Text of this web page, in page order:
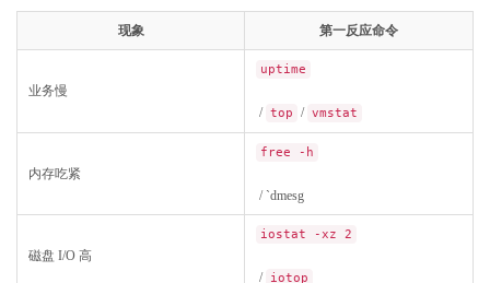
现象 第一反应命令
业务慢
uptime
/ top / vmstat
内存吃紧
free -h
/ `dmesg
磁盘 I/O 高
iostat -xz 2
/ iotop